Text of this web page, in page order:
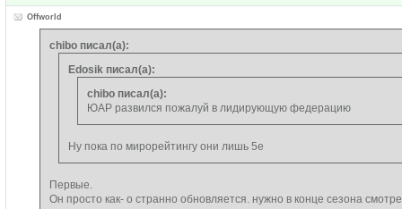
Offworld
chibo писал(а):
Edosik писал(а):
chibo писал(а):
ЮАР развился пожалуй в лидирующую федерацию
Ну пока по мирорейтингу они лишь 5е
Первые.
Он просто как- о странно обновляется. нужно в конце сезона